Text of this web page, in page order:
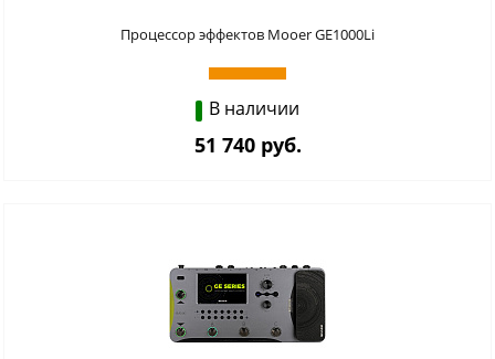
Процессор эффектов Mooer GE1000Li
В наличии
51 740 руб.